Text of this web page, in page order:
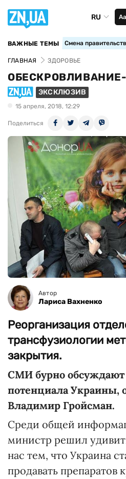
RU Аа
ВАЖНЫЕ ТЕМЫ Смена
ГЛАВНАЯ ЗДОРОВЬЕ
ЭКСКЛЮЗИВ
15 апреля, 2018, 12:29
Поделиться
Автор
Лариса Вахненко
Реорганизация
трансфузиологии
закрытия.
СМИ бурно обсуждают
потенциала Украины,
Владимир Гройсман.
Среди общей
министр решил
нас тем, что Украина
продавать препаратов